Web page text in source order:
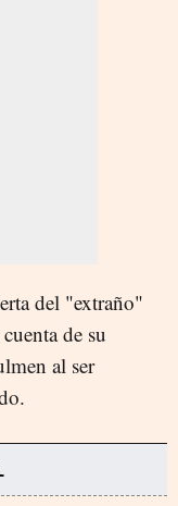
del "extraño"
de su
al ser